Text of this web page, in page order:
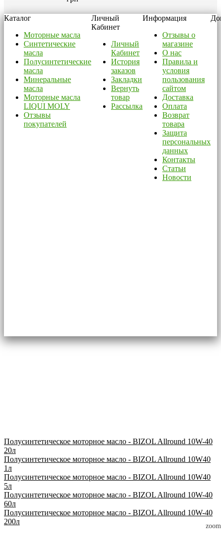
zoom
Каталог
Моторные масла
Синтетические
масла
Полусинтетические
масла
Минеральные
масла
Моторные масла
LIQUI MOLY
Отзывы
покупателей
Личный
Кабинет
Личный
Кабинет
История
заказов
Закладки
Вернуть
товар
Рассылка
Информация
Отзывы о
магазине
О нас
Правила и
условия
пользования
сайтом
Доставка
Оплата
Возврат
товара
Защита
персональных
данных
Контакты
Статьи
Новости
Полусинтетическое моторное масло - BIZOL Allround 10W-40
20л
Полусинтетическое моторное масло - BIZOL Allround 10W40
1л
Полусинтетическое моторное масло - BIZOL Allround 10W40
5л
Полусинтетическое моторное масло - BIZOL Allround 10W-40
60л
Полусинтетическое моторное масло - BIZOL Allround 10W-40
200л